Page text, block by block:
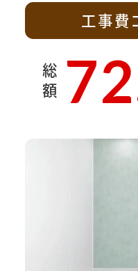
工事費
総
額